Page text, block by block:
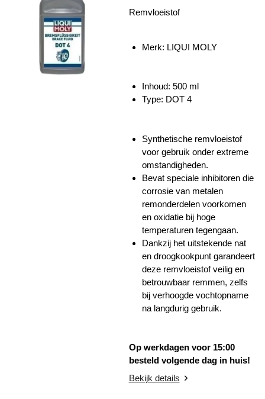
Remvloeistof
Merk: LIQUI MOLY
Inhoud: 500 ml
Type: DOT 4
Synthetische remvloeistof
voor gebruik onder extreme
omstandigheden.
Bevat speciale inhibitoren die
corrosie van metalen
remonderdelen voorkomen
en oxidatie bij hoge
temperaturen tegengaan.
Dankzij het uitstekende nat
en droogkookpunt garandeert
deze remvloeistof veilig en
betrouwbaar remmen, zelfs
bij verhoogde vochtopname
na langdurig gebruik.
Op werkdagen voor 15:00
besteld volgende dag in huis!
Bekijk details